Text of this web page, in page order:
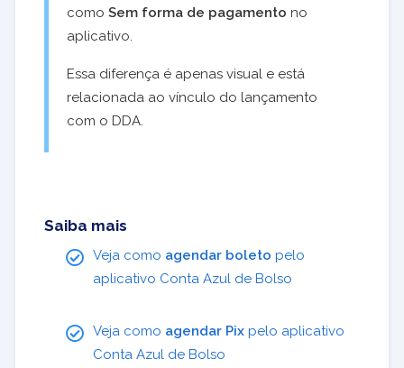
como Sem forma de pagamento no
aplicativo.
Essa diferença é apenas visual e está
relacionada ao vínculo do lançamento
com o DDA.
Saiba mais
Veja como agendar boleto pelo
aplicativo Conta Azul de Bolso
Veja como agendar Pix pelo aplicativo
Conta Azul de Bolso